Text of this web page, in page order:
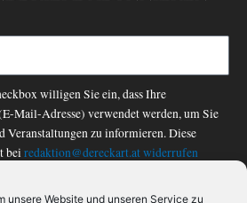
unsere Website und unseren Service zu
o
-
f
willigen Sie ein, dass Ihre
Mail-Adresse) verwendet werden, um Sie
Veranstaltungen zu informieren. Diese
bei redaktion@dereckart.atwiderrufen